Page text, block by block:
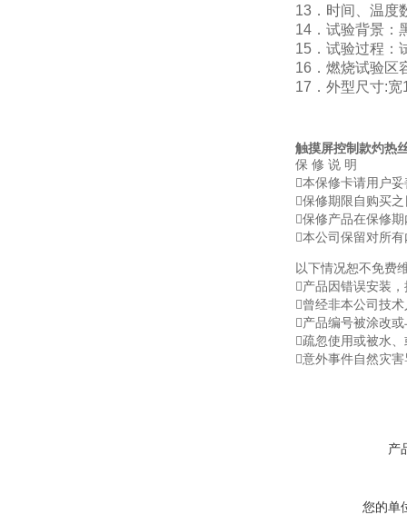
13．时间、温度
14．试验背景：
15．试验过程：
16．燃烧试验区
17．外型尺寸:
触摸屏控制款灼热
保 修 说 明
本保修卡请用户
保修期限自购买
保修产品在保修
本公司保留对所
以下情况恕不免费
产品因错误安装
曾经非本公司技
产品编号被涂改
疏忽使用或被水
意外事件自然灾
产
您的单